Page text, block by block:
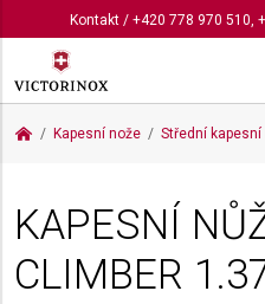
Kontakt/ +420 778 970 510,
Kapesní nože Střední kapesní
KAPESNÍ
CLIMBER